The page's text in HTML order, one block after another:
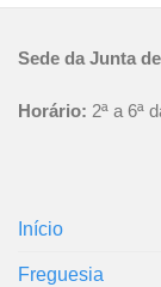
Sede da Junta
Horário: 2ª a 6ª
Início
Freguesia